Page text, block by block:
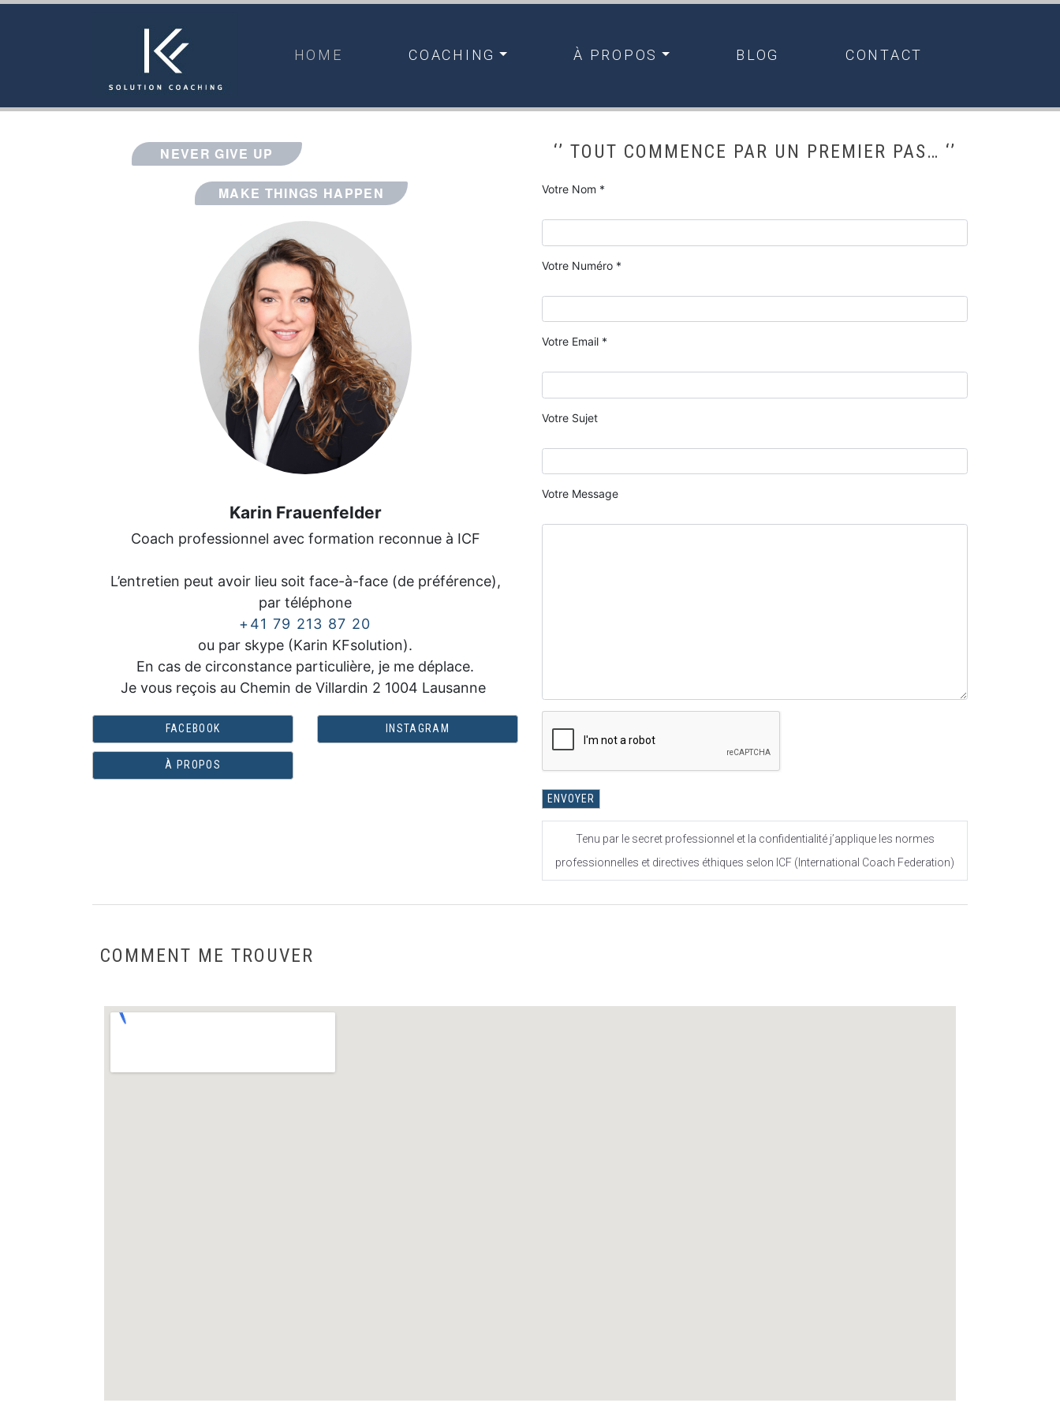
HOME COACHING À PROPOS BLOG CONTACT
NEVER GIVE UP
MAKE THINGS HAPPEN
Karin Frauenfelder
Coach professionnel avec formation reconnue à ICF
L’entretien peut avoir lieu soit face-à-face (de préférence),
par téléphone
+41 79 213 87 20
ou par skype (Karin KFsolution).
En cas de circonstance particulière, je me déplace.
Je vous reçois au Chemin de Villardin 2 1004 Lausanne
FACEBOOK INSTAGRAM
À PROPOS
‘’ TOUT COMMENCE PAR UN PREMIER PAS… ‘’
Votre Nom *
Votre Numéro *
Votre Email *
Votre Sujet
Votre Message
Tenu par le secret professionnel et la confidentialité j’applique les normes
professionnelles et directives éthiques selon ICF (International Coach Federation)
COMMENT ME TROUVER